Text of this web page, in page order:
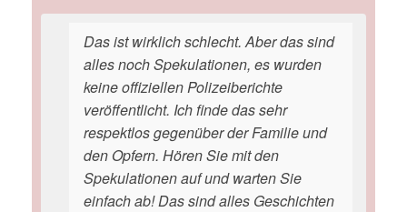
Das ist wirklich schlecht. Aber das sind
alles noch Spekulationen, es wurden
keine offiziellen Polizeiberichte
veröffentlicht. Ich finde das sehr
respektlos gegenüber der Familie und
den Opfern. Hören Sie mit den
Spekulationen auf und warten Sie
einfach ab! Das sind alles Geschichten